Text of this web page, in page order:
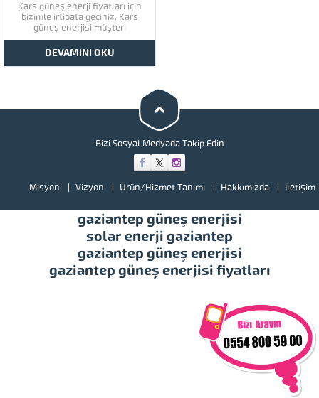
Kars güneş enerji fiyatları için
bizimle irtibata geçiniz. Kars
güneş enerjisi müşteri
memnuniyetine çok önem
vermektedir. Kars güneş
enerjisinin kaliteli ürünlerini
görmek için lütfen ürünlerimize
illerimizde hizmet vermekteyiz.
Tüm soru,...
DEVAMINI OKU
Bizi Sosyal Medyada Takip Edin
Misyon Vizyon Ürün/Hizmet Tanımı Hakkımızda İletişim
gaziantep güneş enerjisi
solar enerji gaziantep
gaziantep güneş enerjisi
gaziantep güneş enerjisi fiyatları